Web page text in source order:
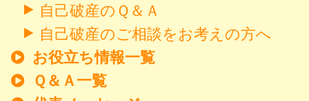
自己破産のＱ＆Ａ
自己破産のご相談をお考えの方へ
お役立ち情報一覧
Ｑ＆Ａ一覧